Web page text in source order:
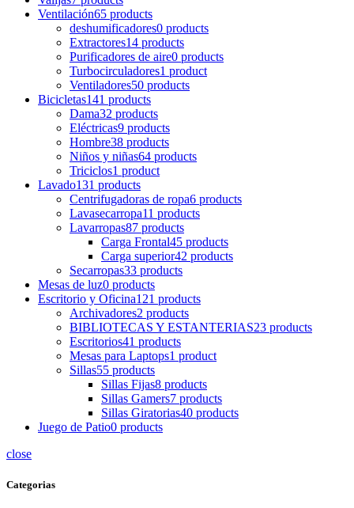
Ventilación65 products
deshumificadores0 products
Extractores14 products
Purificadores de aire0 products
Turbocirculadores1 product
Ventiladores50 products
Bicicletas141 products
Dama32 products
Eléctricas9 products
Hombre38 products
Niños y niñas64 products
Triciclos1 product
Lavado131 products
Centrifugadoras de ropa6 products
Lavasecarropa11 products
Lavarropas87 products
Carga Frontal45 products
Carga superior42 products
Secarropas33 products
Mesas de luz0 products
Escritorio y Oficina121 products
Archivadores2 products
BIBLIOTECAS Y ESTANTERIAS23 products
Escritorios41 products
Mesas para Laptops1 product
Sillas55 products
Sillas Fijas8 products
Sillas Gamers7 products
Sillas Giratorias40 products
Juego de Patio0 products
close
Categorias